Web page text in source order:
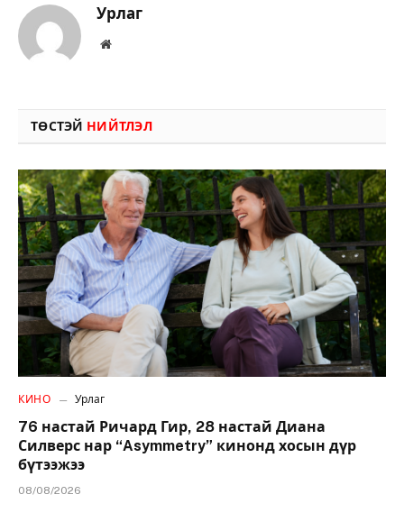
Урлаг
Вэбсайт
ТӨСТЭЙ НИЙТЛЭЛ
КИНО Урлаг
76 настай Ричард Гир, 28 настай Диана
Силверс нар “Asymmetry” кинонд хосын дүр
бүтээжээ
08/08/2026